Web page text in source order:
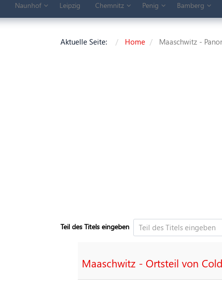
Naunhof Leipzig Chemnitz Penig Bamberg
Aktuelle Seite: Home Maaschwitz -
Teil des Titels eingeben
Maaschwitz - Ortsteil von